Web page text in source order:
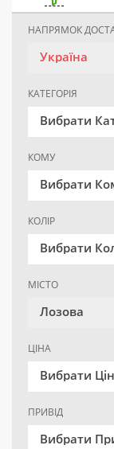
НАПРЯМОК
Україна
КАТЕГОРІЯ
Вибрати
КОМУ
Вибрати
КОЛІР
Вибрати
МІСТО
Лозова
ЦІНА
Вибрати
ПРИВІД
Вибрати